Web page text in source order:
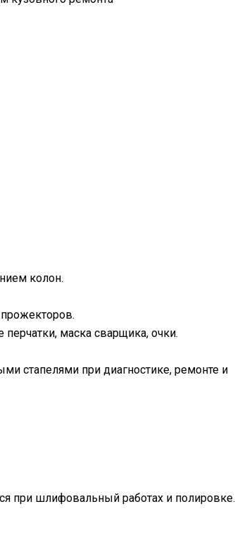
колон.
маска сварщика, очки.
стапелями при диагностике, ремонте и
при шлифовальный работах и полировке.